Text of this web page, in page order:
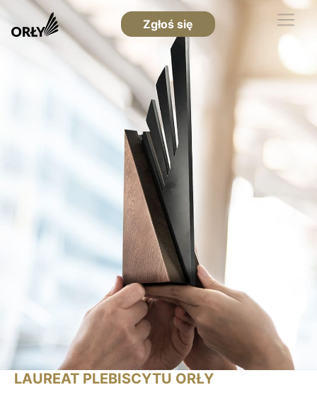
Zgłoś się
LAUREAT PLEBISCYTU ORŁY